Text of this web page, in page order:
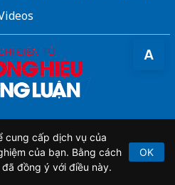
A
Công luận của cơ quan Trung
Bảo vệ Thương hiệu Việt Nam
cung cấp dịch vụ của
của bạn. Bằng cách
đồng ý với điều này.
OK